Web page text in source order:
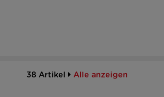
38 Artikel Alle anzeigen